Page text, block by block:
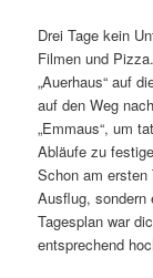
Drei Tage kein
Filmen und
„Auerhaus“ auf
auf den Weg
„Emmaus“, um
Abläufe zu
Schon am ersten
Ausflug, sondern
Tagesplan war
entsprechend